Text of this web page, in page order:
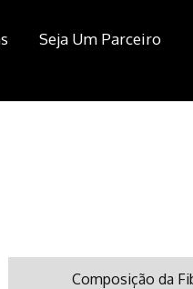
Seja Um Parceiro
Composição da